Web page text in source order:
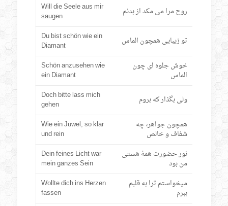
Will die Seele aus mir
saugen
روح مرا می مکد از بدنم
Du bist schön wie ein
Diamant
تو زیبایی همچون الماس
Schön anzusehen wie
ein Diamant
خوش جلوه ای چون
الماس
Doch bitte lass mich
gehen
ولی بگذار که بروم
Wie ein Juwel, so klar
und rein
همچون جواهر، چه
شفاف و خالص
Dein feines Licht war
mein ganzes Sein
نور حضورت همۀ هستی
من بود
Wollte dich ins Herzen
fassen
میخواستم ترا به قلبم
ببرم